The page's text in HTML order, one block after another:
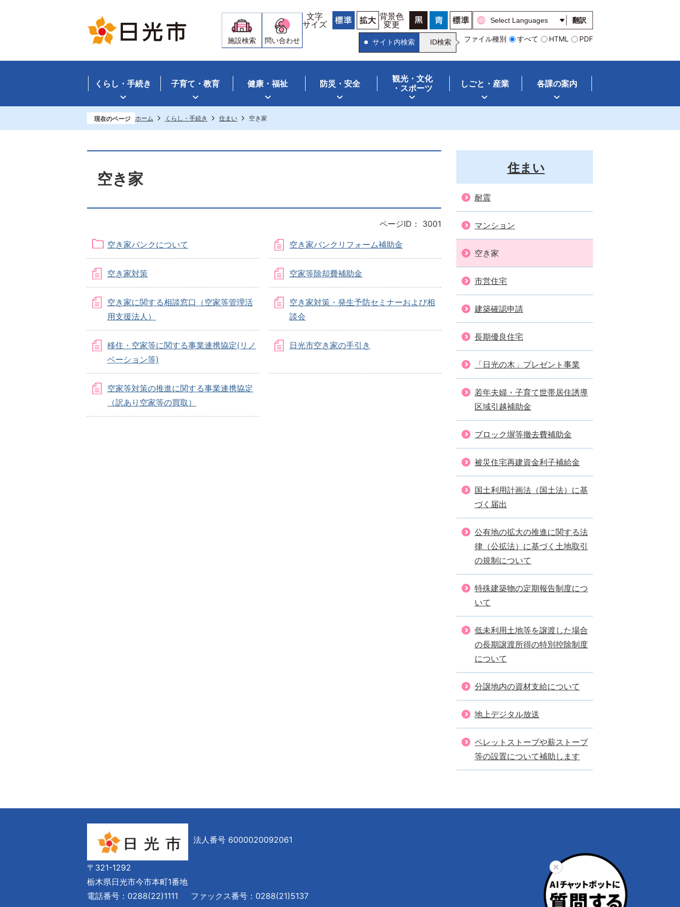
施設検索 問い合わせ
文字
サイズ
背景色
変更
翻訳
サイト内検索 ID検索 ファイル種別 すべて HTML PDF
くらし・手続き 子育て・教育 健康・福祉 防災・安全
観光・文化
・スポーツ
しごと・産業 各課の案内
現在のページ ホーム くらし・手続き 住まい 空き家
空き家
ページID： 3001
空き家バンクについて 空き家バンクリフォーム補助金
空き家対策 空家等除却費補助金
空き家に関する相談窓口（空家等管理活
用支援法人）
空き家対策・発生予防セミナーおよび相
談会
移住・空家等に関する事業連携協定(リノ
ベーション等)
日光市空き家の手引き
空家等対策の推進に関する事業連携協定
（訳あり空家等の買取）
住まい
耐震
マンション
空き家
市営住宅
建築確認申請
長期優良住宅
「日光の木」プレゼント事業
若年夫婦・子育て世帯居住誘導
区域引越補助金
ブロック塀等撤去費補助金
被災住宅再建資金利子補給金
国土利用計画法（国土法）に基
づく届出
公有地の拡大の推進に関する法
律（公拡法）に基づく土地取引
の規制について
特殊建築物の定期報告制度につ
いて
低未利用土地等を譲渡した場合
の長期譲渡所得の特別控除制度
について
分譲地内の資材支給について
地上デジタル放送
ペレットストーブや薪ストーブ
等の設置について補助します
法人番号 6000020092061
〒321-1292
栃木県日光市今市本町1番地
電話番号：0288(22)1111
ファックス番号：0288(21)5137